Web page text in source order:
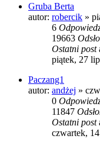
Gruba Berta
autor: robercik »
6
19663
Ostatni post
piątek, 27
Paczang1
autor: andżej »
0
11847
Ostatni post
czwartek,